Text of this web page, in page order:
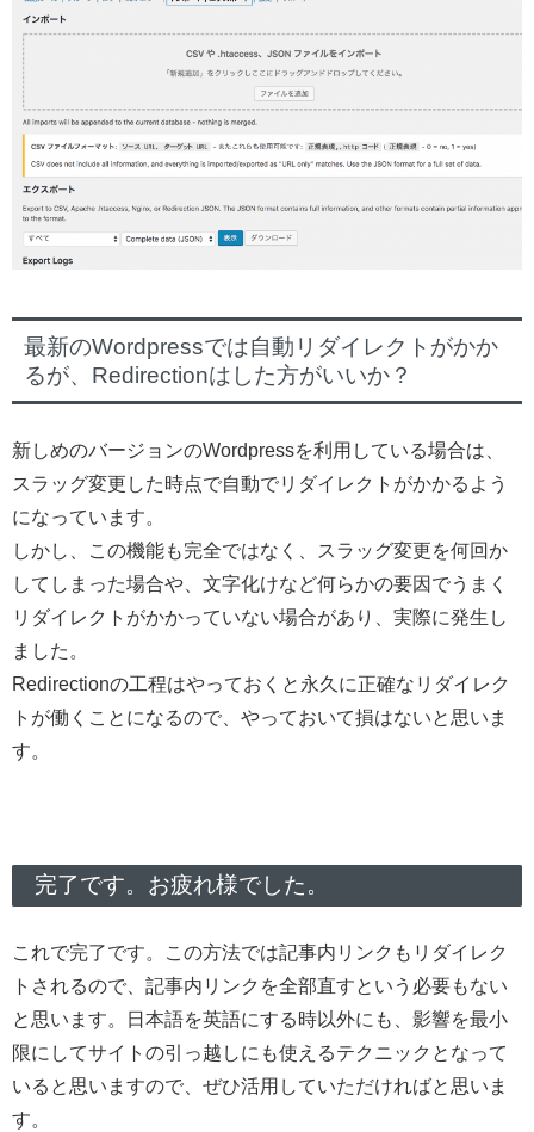
最新のWordpressでは自動リダイレクトがかか
るが、Redirectionはした方がいいか？
新しめのバージョンのWordpressを利用している場合は、
スラッグ変更した時点で自動でリダイレクトがかかるよう
になっています。
しかし、この機能も完全ではなく、スラッグ変更を何回か
してしまった場合や、文字化けなど何らかの要因でうまく
リダイレクトがかかっていない場合があり、実際に発生し
ました。
Redirectionの工程はやっておくと永久に正確なリダイレク
トが働くことになるので、やっておいて損はないと思いま
す。
完了です。お疲れ様でした。
これで完了です。この方法では記事内リンクもリダイレク
トされるので、記事内リンクを全部直すという必要もない
と思います。日本語を英語にする時以外にも、影響を最小
限にしてサイトの引っ越しにも使えるテクニックとなって
いると思いますので、ぜひ活用していただければと思いま
す。